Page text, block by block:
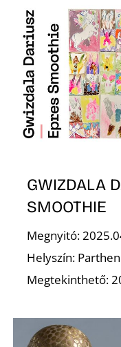
GWIZDALA
SMOOTHIE
Megnyitó:
Helyszín:
Megtekinthető: